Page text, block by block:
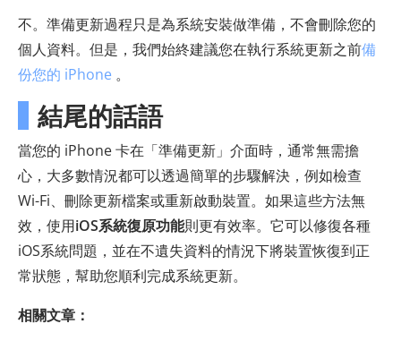
不。準備更新過程只是為系統安裝做準備，不會刪除您的
個人資料。但是，我們始終建議您在執行系統更新之前備
份您的 iPhone 。
結尾的話語
當您的 iPhone 卡在「準備更新」介面時，通常無需擔
心，大多數情況都可以透過簡單的步驟解決，例如檢查
Wi-Fi、刪除更新檔案或重新啟動裝置。如果這些方法無
效，使用iOS系統復原功能則更有效率。它可以修復各種
iOS系統問題，並在不遺失資料的情況下將裝置恢復到正
常狀態，幫助您順利完成系統更新。
相關文章：